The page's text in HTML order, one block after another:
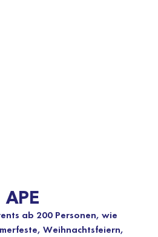
APE
ab 200 Personen, wie
Weihnachtsfeiern,